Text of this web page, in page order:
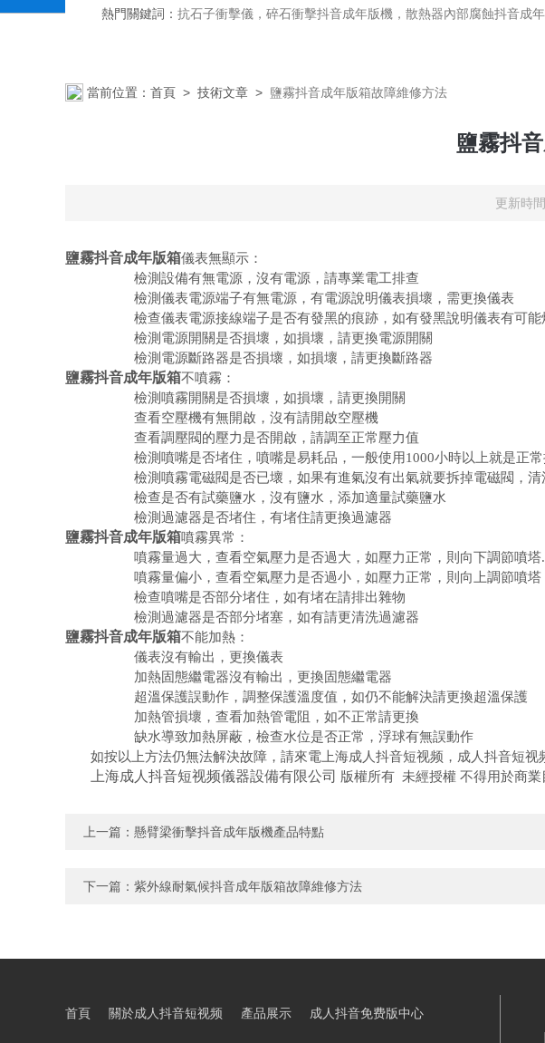
熱門關鍵詞： 抗石子衝擊儀，碎石衝擊抖音成年版機，散熱器內部腐蝕抖音成年版台，恒溫恒濕抖音成年版箱,鹽霧抖音成年版機,紫外光耐氣候老化抖音成年版箱,氙燈
當前位置： 首頁 > 技術文章 > 鹽霧抖音成年版箱故障維修方法
鹽霧抖
更新時
鹽霧抖音成年版箱儀表無顯示：
檢測設備有無電源，沒有電源，請專業電工排查
檢測儀表電源端子有無電源，有電源說明儀表損壞，需更換儀表
檢查儀表電源接線端子是否有發黑的痕跡，如有發黑說明儀表有可
檢測電源開關是否損壞，如損壞，請更換電源開關
檢測電源斷路器是否損壞，如損壞，請更換斷路器
鹽霧抖音成年版箱不噴霧：
檢測噴霧開關是否損壞，如損壞，請更換開關
查看空壓機有無開啟，沒有請開啟空壓機
查看調壓閥的壓力是否開啟，請調至正常壓力值
檢測噴嘴是否堵住，噴嘴是易耗品，一般使用1000小時以上就是正
檢測噴霧電磁閥是否已壞，如果有進氣沒有出氣就要拆掉電磁閥，
檢查是否有試藥鹽水，沒有鹽水，添加適量試藥鹽水
檢測過濾器是否堵住，有堵住請更換過濾器
鹽霧抖音成年版箱噴霧異常：
噴霧量過大，查看空氣壓力是否過大，如壓力正常，則向下調節噴塔.
噴霧量偏小，查看空氣壓力是否過小，如壓力正常，則向上調節噴塔
檢查噴嘴是否部分堵住，如有堵在請排出雜物
檢測過濾器是否部分堵塞，如有請更清洗過濾器
鹽霧抖音成年版箱不能加熱：
儀表沒有輸出，更換儀表
加熱固態繼電器沒有輸出，更換固態繼電器
超溫保護誤動作，調整保護溫度值，如仍不能解決請更換超溫保護
加熱管損壞，查看加熱管電阻，如不正常請更換
缺水導致加熱屏蔽，檢查水位是否正常，浮球有無誤動作
如按以上方法仍無法解決故障，請來電 上海成人抖音短视频 ，成人抖音短视
上海成人抖音短视频儀器設備有限公司 版權所有 未經授權 不得用於商業
上一篇： 懸臂梁衝擊抖音成年版機產品特點
下一篇： 紫外線耐氣候抖音成年版箱故障維修方法
首頁 關於成人抖音短视频 產品展示 成人抖音免费版中心